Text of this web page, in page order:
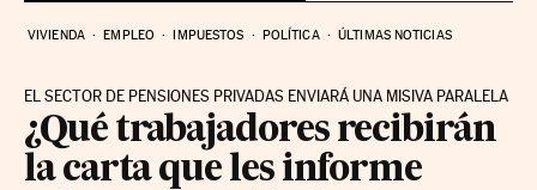
VIVIENDA EMPLEO IMPUESTOS POLÍTICA ÚLTIMAS NOTICIAS
EL SECTOR DE PENSIONES PRIVADAS ENVIARÁ UNA MISIVA PARALELA
¿Qué trabajadores recibirán
la carta que les informe